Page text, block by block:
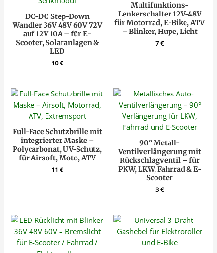
DC-DC Step-Down
Wandler 36V 48V 60V 72V
auf 12V 10A – für E-
Scooter, Solaranlagen &
LED
10€
Multifunktions-
Lenkerschalter 12V-48V
für Motorrad, E-Bike, ATV
– Blinker, Hupe, Licht
7€
Full-Face Schutzbrille mit
integrierter Maske –
Polycarbonat, UV-Schutz,
für Airsoft, Moto, ATV
11€
90° Metall-
Ventilverlängerung mit
Rückschlagventil – für
PKW, LKW, Fahrrad & E-
Scooter
3€